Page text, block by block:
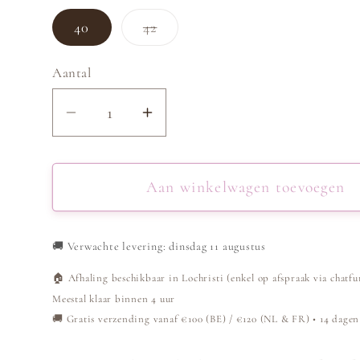
40 42Variant
beschikbaar
Aantal
Aantal
verlagen
voor
Skinny
Waist
-
Roze
Aantal
verhogen
voor
Jeans
Skinny
Waist
-
Roze
Aan winkelwagen toevoegen
🚚 Verwachte levering: dinsdag 11 augustus
🏠 Afhaling beschikbaar in Lochristi (enkel op afspraak via
Meestal klaar binnen 4 uur
🚚 Gratis verzending vanaf €100 (BE) / €120 (NL & FR) • 14